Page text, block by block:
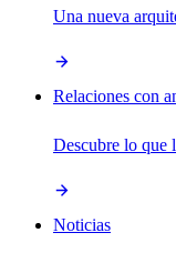
Una nueva
Relaciones con
Descubre lo que
Noticias